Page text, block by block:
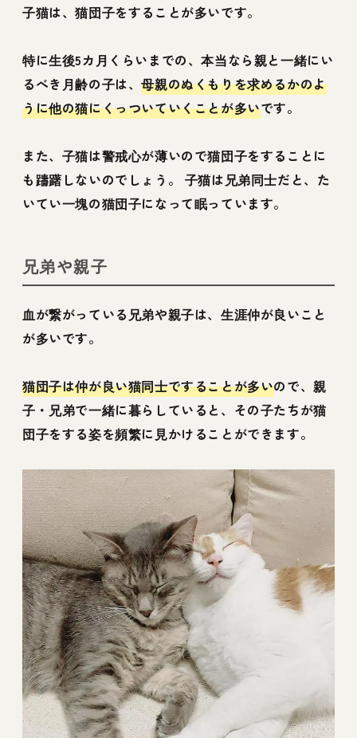
子猫は、猫団子をすることが多いです。
特に生後5カ月くらいまでの、本当なら親と一緒にい
るべき月齢の子は、母親のぬくもりを求めるかのよ
うに他の猫にくっついていくことが多いです。
また、子猫は警戒心が薄いので猫団子をすることに
も躊躇しないのでしょう。 子猫は兄弟同士だと、た
いてい一塊の猫団子になって眠っています。
兄弟や親子
血が繋がっている兄弟や親子は、生涯仲が良いこと
が多いです。
猫団子は仲が良い猫同士ですることが多いので、親
子・兄弟で一緒に暮らしていると、その子たちが猫
団子をする姿を頻繁に見かけることができます。